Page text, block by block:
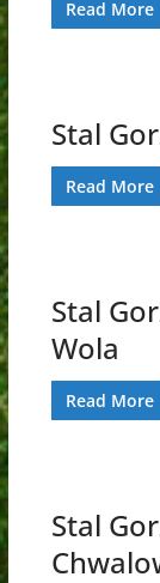
Read More
Stal
Read More
Stal
Wola
Read More
Stal